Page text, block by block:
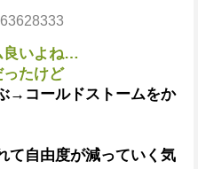
良いよね…
たけど
→コールドストームをか
て自由度が減っていく気